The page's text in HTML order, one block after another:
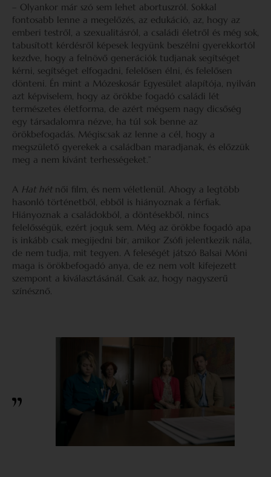
– Olyankor már szó sem lehet abortuszról. Sokkal
fontosabb lenne a megelőzés, az edukáció, az, hogy az
emberi testről, a szexualitásról, a családi életről és még sok,
tabusított kérdésről képesek legyünk beszélni gyerekkortól
kezdve, hogy a felnövő generációk tudjanak segítséget
kérni, segítséget elfogadni, felelősen élni, és felelősen
dönteni. Én mint a Mózeskosár Egyesület alapítója, nyilván
azt képviselem, hogy az örökbe fogadó családi lét
természetes életforma, de azért mégsem nagy dicsőség
egy társadalomra nézve, ha túl sok benne az
örökbefogadás. Mégiscsak az lenne a cél, hogy a
megszülető gyerekek a családban maradjanak, és előzzük
meg a nem kívánt terhességeket.”
A Hat hét női film, és nem véletlenül. Ahogy a legtöbb
hasonló történetből, ebből is hiányoznak a férfiak.
Hiányoznak a családokból, a döntésekből, nincs
felelősségük, ezért joguk sem. Még az örökbe fogadó apa
is inkább csak megijedni bír, amikor Zsófi jelentkezik nála,
de nem tudja, mit tegyen. A feleségét játszó Balsai Móni
maga is örökbefogadó anya, de ez nem volt kifejezett
szempont a kiválasztásánál. Csak az, hogy nagyszerű
színésznő.